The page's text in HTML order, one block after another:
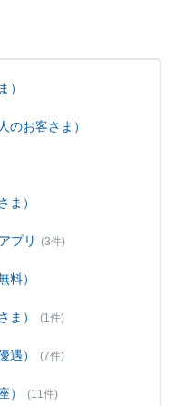
）
のお客さま）
ま）
プリ (3件)
料）
ま） (1件)
遇） (7件)
） (11件)